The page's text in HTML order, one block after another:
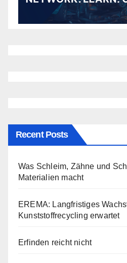
Recent Posts
Was Schleim, Zähne und
Materialien macht
EREMA: Langfristiges
Kunststoffrecycling erwartet
Erfinden reicht nicht